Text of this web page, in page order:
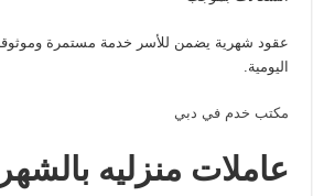
عقود شهرية يضمن للأسر خدمة مستمرة وموثوقة
اليومية.
مكتب خدم في دبي
عاملات منزليه